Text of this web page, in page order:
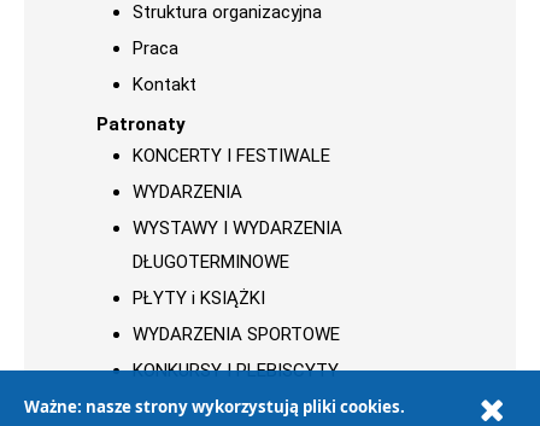
Struktura organizacyjna
Praca
Kontakt
Patronaty
KONCERTY I FESTIWALE
WYDARZENIA
WYSTAWY I WYDARZENIA
DŁUGOTERMINOWE
PŁYTY i KSIĄŻKI
WYDARZENIA SPORTOWE
KONKURSY I PLEBISCYTY
Ważne: nasze strony wykorzystują pliki cookies.